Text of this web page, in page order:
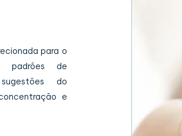
para o
padrões de
do
e